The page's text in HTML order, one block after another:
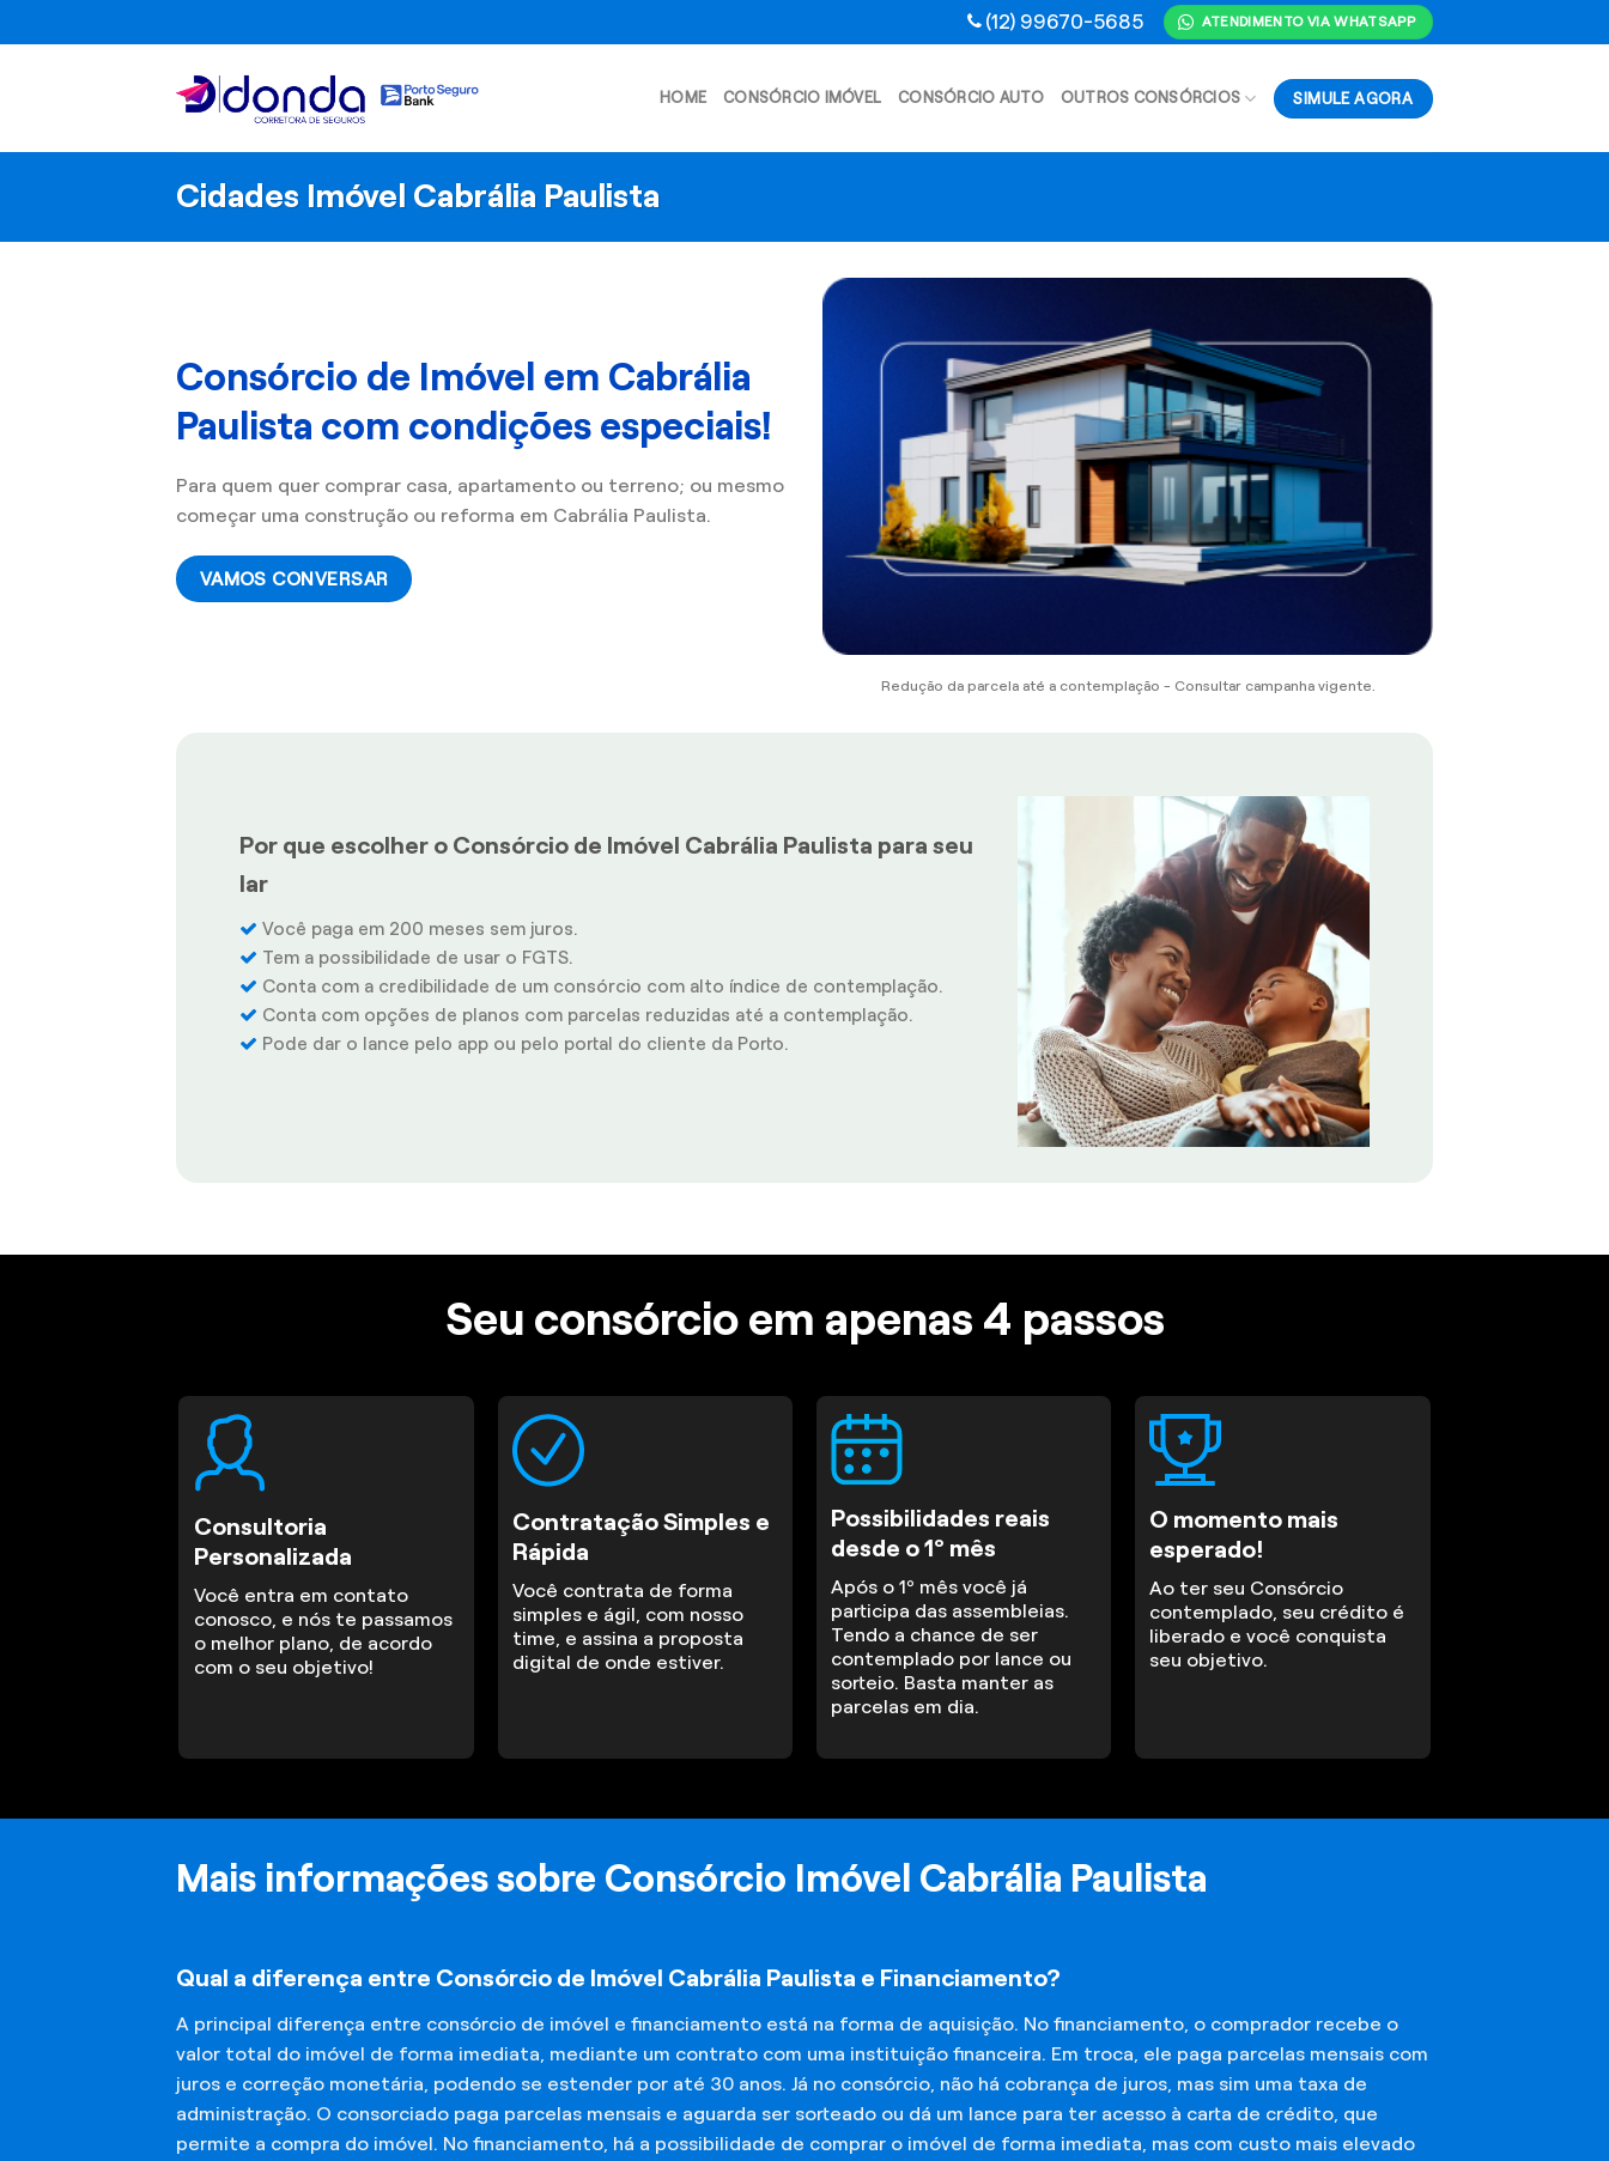
to
(12) 99670-5685 ATENDIMENTO VIA WHATSAPP
HOME CONSÓRCIO IMÓVEL CONSÓRCIO AUTO OUTROS CONSÓRCIOS SIMULE AGORA
Cidades Imóvel Cabrália Paulista
Consórcio de Imóvel em Cabrália
Paulista com condições especiais!
Para quem quer comprar casa, apartamento ou terreno; ou mesmo
começar uma construção ou reforma em Cabrália Paulista.
VAMOS CONVERSAR
Redução da parcela até a contemplação - Consultar campanha vigente.
Por que escolher o Consórcio de Imóvel Cabrália Paulista para seu
lar
Você paga em 200 meses sem juros.
Tem a possibilidade de usar o FGTS.
Conta com a credibilidade de um consórcio com alto índice de contemplação.
Conta com opções de planos com parcelas reduzidas até a contemplação.
Pode dar o lance pelo app ou pelo portal do cliente da Porto.
Seu consórcio em apenas 4 passos
Consultoria
Personalizada
Você entra em contato
conosco, e nós te passamos
o melhor plano, de acordo
com o seu objetivo!
Contratação Simples e
Rápida
Você contrata de forma
simples e ágil, com nosso
time, e assina a proposta
digital de onde estiver.
Possibilidades reais
desde o 1º mês
Após o 1º mês você já
participa das assembleias.
Tendo a chance de ser
contemplado por lance ou
sorteio. Basta manter as
parcelas em dia.
O momento mais
esperado!
Ao ter seu Consórcio
contemplado, seu crédito é
liberado e você conquista
seu objetivo.
Mais informações sobre Consórcio Imóvel Cabrália Paulista
Qual a diferença entre Consórcio de Imóvel Cabrália Paulista e Financiamento?
A principal diferença entre consórcio de imóvel e financiamento está na forma de aquisição. No financiamento, o comprador recebe o
valor total do imóvel de forma imediata, mediante um contrato com uma instituição financeira. Em troca, ele paga parcelas mensais com
juros e correção monetária, podendo se estender por até 30 anos. Já no consórcio, não há cobrança de juros, mas sim uma taxa de
administração. O consorciado paga parcelas mensais e aguarda ser sorteado ou dá um lance para ter acesso à carta de crédito, que
permite a compra do imóvel. No financiamento, há a possibilidade de comprar o imóvel de forma imediata, mas com custo mais elevado